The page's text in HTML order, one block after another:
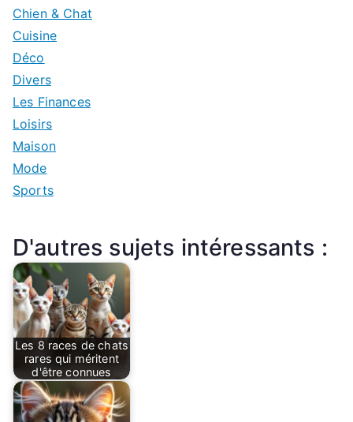
Chien & Chat
Cuisine
Déco
Divers
Les Finances
Loisirs
Maison
Mode
Sports
D'autres sujets intéressants :
Les 8 races de chats
rares qui méritent
d'être connues